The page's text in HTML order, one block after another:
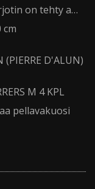
on tehty a…
cm
(PIERRE D'ALUN)
M 4 KPL
pellavakuosi